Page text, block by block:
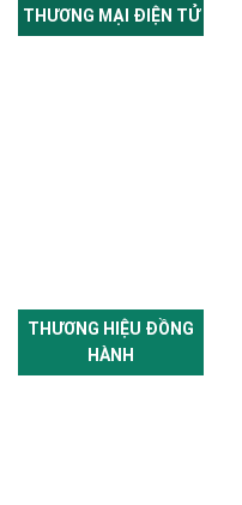
THƯƠNG MẠI ĐIỆN TỬ
THƯƠNG HIỆU ĐỒNG
HÀNH